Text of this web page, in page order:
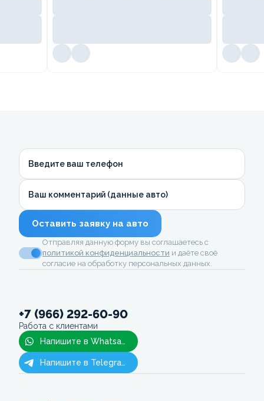
Введите ваш телефон
Ваш комментарий (данные авто)
Оставить заявку на авто
Отправляя данную форму вы соглашаетесь с
политикой конфиденциальности и даёте своё
согласие на обработку персональных данных.
+7 (966) 292-60-90
Работа с клиентами
Напишите в Whatsapp
Напишите в Telegram